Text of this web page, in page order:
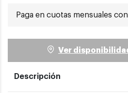
Paga en cuotas mensuales con
Ver
Descripción